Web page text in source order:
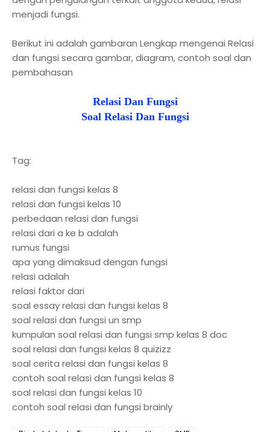
menjadi fungsi.
Berikut ini adalah gambaran Lengkap mengenai Relasi
dan fungsi secara gambar, diagram, contoh soal dan
pembahasan
Relasi Dan Fungsi
Soal Relasi Dan Fungsi
Tag:
relasi dan fungsi kelas 8
relasi dan fungsi kelas 10
perbedaan relasi dan fungsi
relasi dari a ke b adalah
rumus fungsi
apa yang dimaksud dengan fungsi
relasi adalah
relasi faktor dari
soal essay relasi dan fungsi kelas 8
soal relasi dan fungsi un smp
kumpulan soal relasi dan fungsi smp kelas 8 doc
soal relasi dan fungsi kelas 8 quizizz
soal cerita relasi dan fungsi kelas 8
contoh soal relasi dan fungsi kelas 8
soal relasi dan fungsi kelas 10
contoh soal relasi dan fungsi brainly